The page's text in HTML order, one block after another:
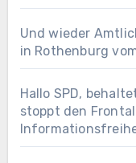
Und wieder
in Rothenburg
Hallo SPD,
stoppt den